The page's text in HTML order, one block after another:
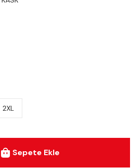
2XL
Sepete Ekle